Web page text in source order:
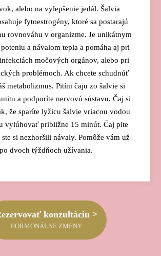
alebo na vylepšenie jedál. Šalvia
fytoestrogény, ktoré sa postarajú
rovnováhu v organizme. Je unikátnym
a návalom tepla a pomáha aj pri
močových orgánov, alebo pri
problémoch. Ak chcete schudnúť
metabolizmus. Pitím čaju zo šalvie si
a podporíte nervovú sústavu. Čaj si
že sparíte lyžicu šalvie vriacou vodou
vylúhovať približne 15 minút. Čaj pite
si nezhoršili návaly. Pomôže vám už
po dvoch týždňoch užívania.
konzultáciu >
HORMONÁLNE ZMENY